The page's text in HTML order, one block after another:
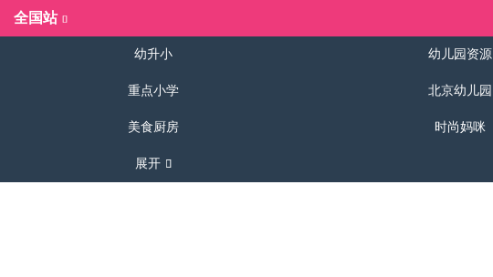
全国站
幼升小 幼儿园资源
重点小学 北京幼儿园
美食厨房 时尚妈咪
展开